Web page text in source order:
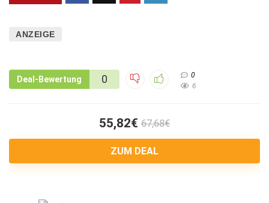
ANZEIGE
Deal-Bewertung 0
0
6
55,82€ 67,68€
ZUM DEAL